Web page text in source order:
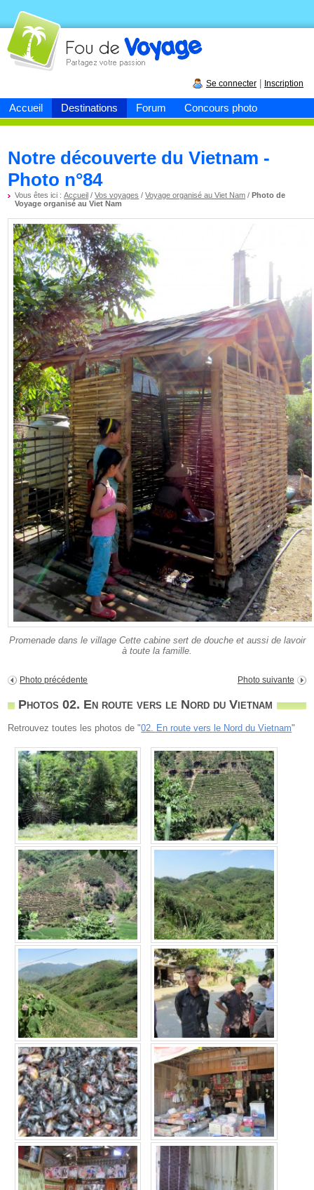
Accueil Destinations Forum Concours photo
Fou devoyage
Se connecter Inscription
Notre découverte du Vietnam -
Photo n°84
Vous êtes ici :Accueil /Vos voyages /Voyage organisé au Viet Nam /Photo de
Voyage organisé au Viet Nam
Promenade dans le village Cette cabine sert de douche et aussi de lavoir
à toute la famille.
Photo précédente Photo suivante
Photos 02. En route vers le Nord du Vietnam
Retrouvez toutes les photos de "02. En route vers le Nord du Vietnam"